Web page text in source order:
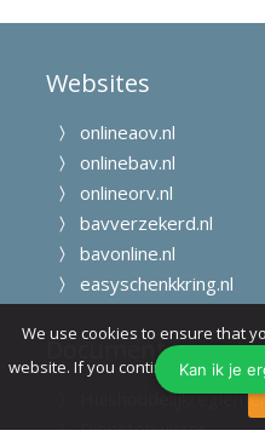
Websites
onlineaov.nl
onlinebav.nl
onlineorv.nl
bavverzekerd.nl
bavonline.nl
easyschenkkring.nl
Documenten en
Dienstenwijzer
We use cookies to ensure that
website. If you continue to use